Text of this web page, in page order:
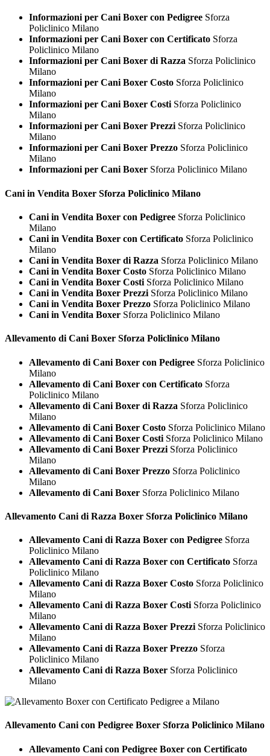
Informazioni per Cani Boxer con Pedigree Sforza
Policlinico Milano
Informazioni per Cani Boxer con Certificato Sforza
Policlinico Milano
Informazioni per Cani Boxer di Razza Sforza Policlinico
Milano
Informazioni per Cani Boxer Costo Sforza Policlinico
Milano
Informazioni per Cani Boxer CostiSforza Policlinico
Milano
Informazioni per Cani Boxer PrezziSforza Policlinico
Milano
Informazioni per Cani Boxer Prezzo Sforza Policlinico
Milano
Informazioni per Cani Boxer Sforza Policlinico Milano
Cani in Vendita Boxer Sforza Policlinico Milano
Cani in Vendita Boxer con Pedigree Sforza Policlinico
Milano
Cani in Vendita Boxer con Certificato Sforza Policlinico
Milano
Cani in Vendita Boxer di Razza Sforza Policlinico Milano
Cani in Vendita Boxer Costo Sforza Policlinico Milano
Cani in Vendita Boxer Costi Sforza Policlinico Milano
Cani in Vendita Boxer Prezzi Sforza Policlinico Milano
Cani in Vendita Boxer Prezzo Sforza Policlinico Milano
Cani in Vendita Boxer Sforza Policlinico Milano
Allevamento di Cani Boxer Sforza Policlinico Milano
Allevamento di Cani Boxer con Pedigree Sforza Policlinico
Milano
Allevamento di Cani Boxer con Certificato Sforza
Policlinico Milano
Allevamento di Cani Boxer di Razza Sforza Policlinico
Milano
Allevamento di Cani Boxer Costo Sforza Policlinico Milano
Allevamento di Cani Boxer Costi Sforza Policlinico Milano
Allevamento di Cani Boxer Prezzi Sforza Policlinico
Milano
Allevamento di Cani Boxer Prezzo Sforza Policlinico
Milano
Allevamento di Cani Boxer Sforza Policlinico Milano
Allevamento Cani di Razza Boxer Sforza Policlinico Milano
Allevamento Cani di Razza Boxer con Pedigree Sforza
Policlinico Milano
Allevamento Cani di Razza Boxer con Certificato Sforza
Policlinico Milano
Allevamento Cani di Razza Boxer Costo Sforza Policlinico
Milano
Allevamento Cani di Razza Boxer Costi Sforza Policlinico
Milano
Allevamento Cani di Razza Boxer Prezzi Sforza Policlinico
Milano
Allevamento Cani di Razza Boxer Prezzo Sforza
Policlinico Milano
Allevamento Cani di Razza Boxer Sforza Policlinico
Milano
Allevamento Cani con Pedigree Boxer Sforza Policlinico Milano
Allevamento Cani con Pedigree Boxer con Certificato